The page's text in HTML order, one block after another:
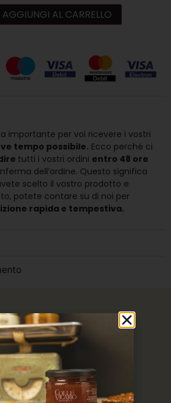
AGGIUNGI AL CARRELLO
importante per voi ricevere i vostri
tempo possibile. Ecco perché ci
tutti i vostri ordini entro 48 ore
dell’ordine. Questo significa
scelto il vostro prodotto e
potete contare su di noi per
rapida e tempestiva.